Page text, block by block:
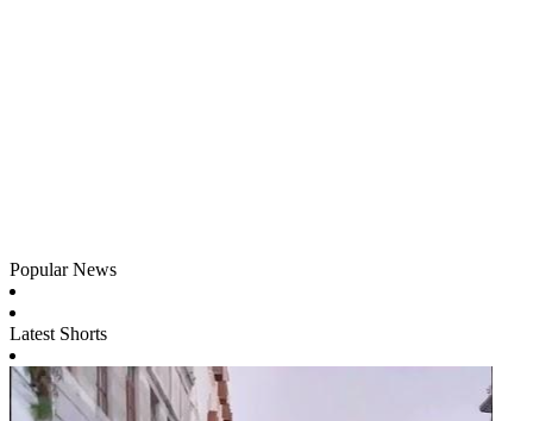
Popular News
Latest Shorts